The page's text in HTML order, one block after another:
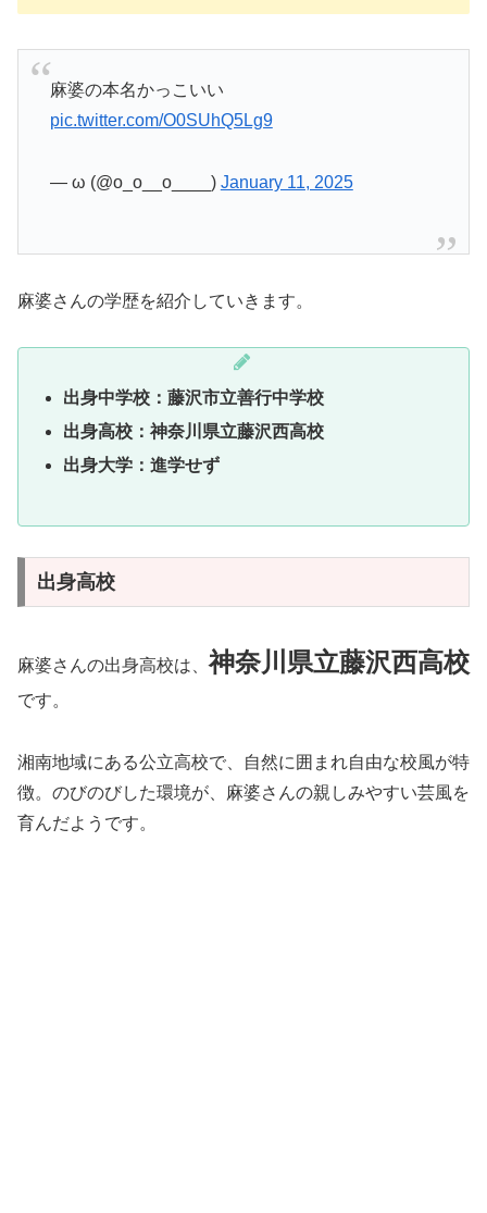
麻婆の本名かっこいい
pic.twitter.com/O0SUhQ5Lg9
— ω (@o_o__o____) January 11, 2025
麻婆さんの学歴を紹介していきます。
出身中学校：藤沢市立善行中学校
出身高校：神奈川県立藤沢西高校
出身大学：進学せず
出身高校
麻婆さんの出身高校は、神奈川県立藤沢西高校
です。
湘南地域にある公立高校で、自然に囲まれ自由な校風が特
徴。のびのびした環境が、麻婆さんの親しみやすい芸風を
育んだようです。